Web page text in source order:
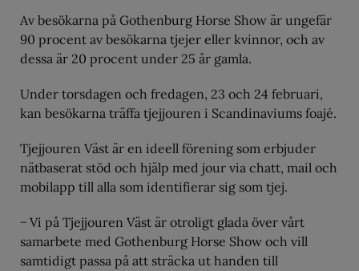
Av besökarna på Gothenburg Horse Show är ungefär
90 procent av besökarna tjejer eller kvinnor, och av
dessa är 20 procent under 25 år gamla.
Under torsdagen och fredagen, 23 och 24 februari,
kan besökarna träffa tjejjouren i Scandinaviums foajé.
Tjejjouren Väst är en ideell förening som erbjuder
nätbaserat stöd och hjälp med jour via chatt, mail och
mobilapp till alla som identifierar sig som tjej.
− Vi på Tjejjouren Väst är otroligt glada över vårt
samarbete med Gothenburg Horse Show och vill
samtidigt passa på att sträcka ut handen till